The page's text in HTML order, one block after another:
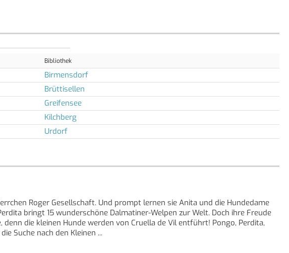
Bibliothek
Birmensdorf
Brüttisellen
Greifensee
Kilchberg
Urdorf
Roger Gesellschaft. Und prompt lernen sie Anita und die Hundedame
bringt 15 wunderschöne Dalmatiner-Welpen zur Welt. Doch ihre Freude
die kleinen Hunde werden von Cruella de Vil entführt! Pongo, Perdita,
Suche nach den Kleinen ...